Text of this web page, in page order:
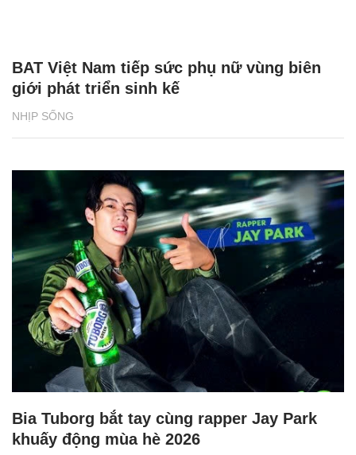
NHỊP SỐNG
BAT Việt Nam tiếp sức phụ nữ vùng biên
giới phát triển sinh kế
Bia Tuborg bắt tay cùng rapper Jay Park
khuấy động mùa hè 2026